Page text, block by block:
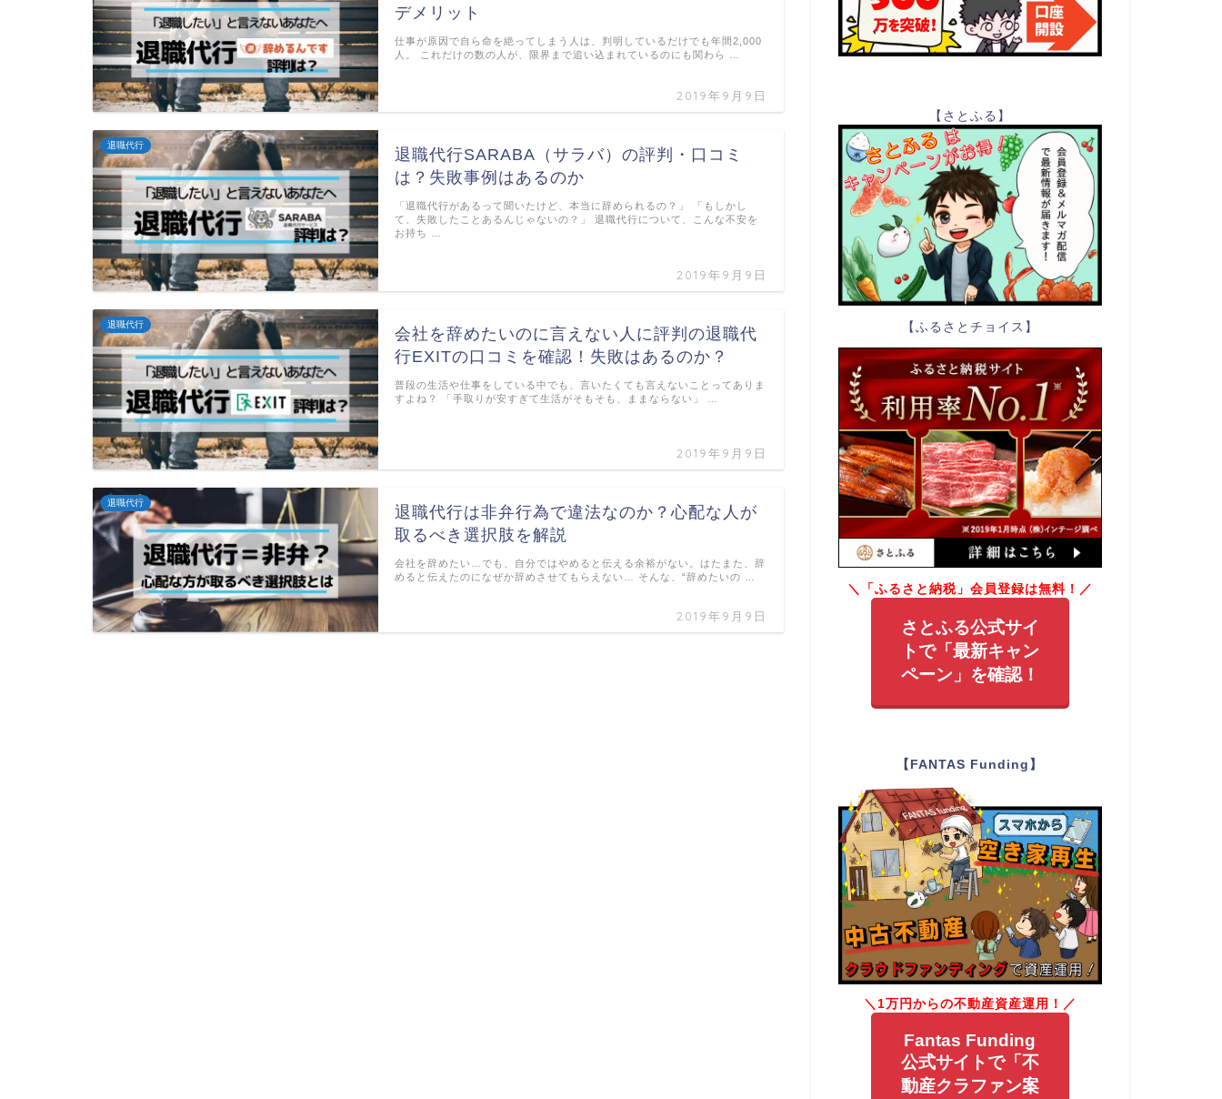
デメリット
2019年9月9日
仕事が原因で自ら命を絶ってしまう人は、判明しているだけでも年間2,000
人。 これだけの数の人が、限界まで追い込まれているのにも関わら …
退職代行
退職代行SARABA（サラバ）の評判・口コミ
は？失敗事例はあるのか
2019年9月9日
「退職代行があるって聞いたけど、本当に辞められるの？」 「もしかし
て、失敗したことあるんじゃないの？」 退職代行について、こんな不安を
お持ち …
退職代行
会社を辞めたいのに言えない人に評判の退職代
行EXITの口コミを確認！失敗はあるのか？
2019年9月9日
普段の生活や仕事をしている中でも、言いたくても言えないことってありま
すよね？ 「手取りが安すぎて生活がそもそも、ままならない」 …
退職代行
退職代行は非弁行為で違法なのか？心配な人が
取るべき選択肢を解説
2019年9月9日
会社を辞めたい…でも、自分ではやめると伝える余裕がない。はたまた、辞
めると伝えたのになぜか辞めさせてもらえない… そんな、“辞めたいの …
【さとふる】
【ふるさとチョイス】
＼「ふるさと納税」会員登録は無料！／
さとふる公式サイ
トで「最新キャン
ペーン」を確認！
【FANTAS Funding】
＼1万円からの不動産資産運用！／
Fantas Funding
公式サイトで「不
動産クラファン案